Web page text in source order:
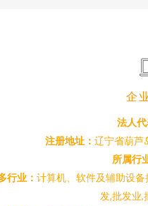
企
法人代
注册地址： 辽宁省葫芦
所属行
行业： 计算机、软件及辅助设
发,批发业,